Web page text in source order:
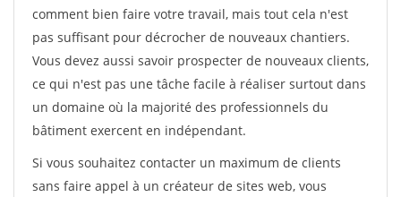
comment bien faire votre travail, mais tout cela n'est
pas suffisant pour décrocher de nouveaux chantiers.
Vous devez aussi savoir prospecter de nouveaux clients,
ce qui n'est pas une tâche facile à réaliser surtout dans
un domaine où la majorité des professionnels du
bâtiment exercent en indépendant.
Si vous souhaitez contacter un maximum de clients
sans faire appel à un créateur de sites web, vous